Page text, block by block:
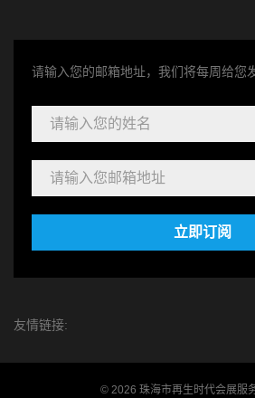
请输入您的邮箱地址，我们将每周给您
立即订阅
友情链接:
© 2026 珠海市再生时代会展服